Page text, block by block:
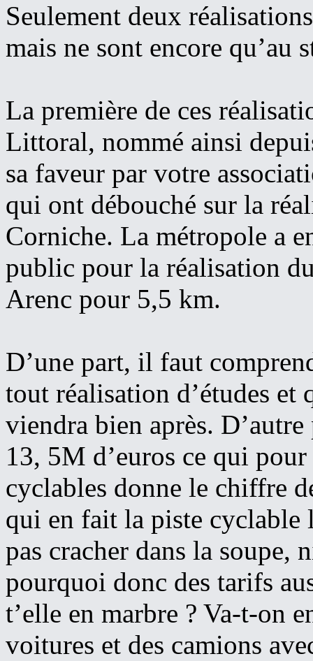
Seulement deux
mais ne sont encore qu’au
La première de ces
Littoral, nommé ainsi
sa faveur par votre
qui ont débouché sur la
Corniche. La métropole a
public pour la réalisation
Arenc pour 5,5 km.
D’une part, il faut
tout réalisation d’études et
viendra bien après.
13, 5M d’euros ce qui
cyclables donne le chiffre
qui en fait la piste cyclable
pas cracher dans la soupe,
pourquoi donc des tarifs
t’elle en marbre ? Va-t-on
voitures et des camions